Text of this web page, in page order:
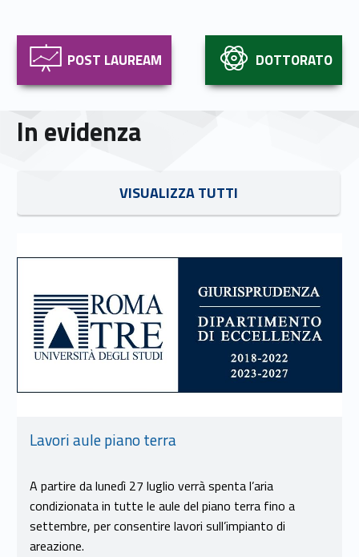
Link identifier #identifier__198703-4
POST LAUREAM
Link identifier #identifier__152144-5
DOTTORATO
In evidenza
VISUALIZZA TUTTI
Lavori aule piano terra
A partire da lunedì 27 luglio verrà spenta l’aria
condizionata in tutte le aule del piano terra fino a
settembre, per consentire lavori sull’impianto di
areazione.